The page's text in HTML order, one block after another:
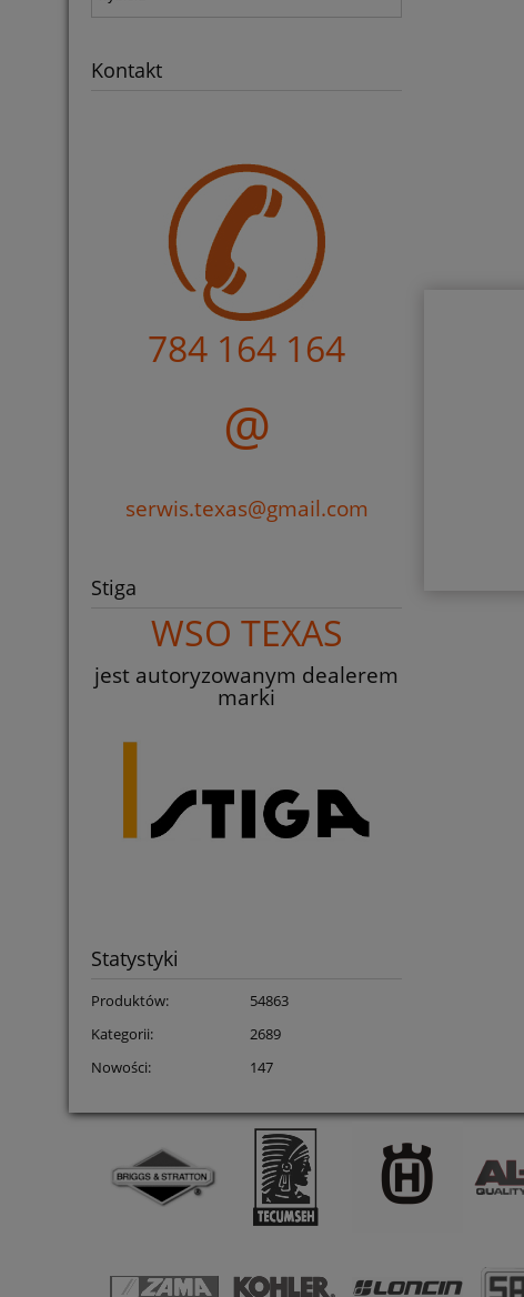
Kontakt
784 164 164
@
serwis.texas@gmail.com
Stiga
WSO TEXAS
jest autoryzowanym dealerem
marki
Statystyki
Produktów:
54863
Kategorii:
2689
Nowości:
147